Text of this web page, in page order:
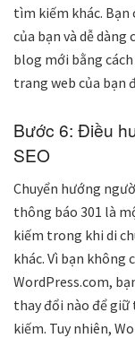
tìm kiếm khác. Bạn
của bạn và dễ
blog mới bằng
trang web của bạn
Bước 6: Điều
SEO
Chuyển hướng
thông báo 301 là
kiếm trong khi di
khác. Vì bạn không
WordPress.com,
thay đổi nào để
kiếm. Tuy nhiên,